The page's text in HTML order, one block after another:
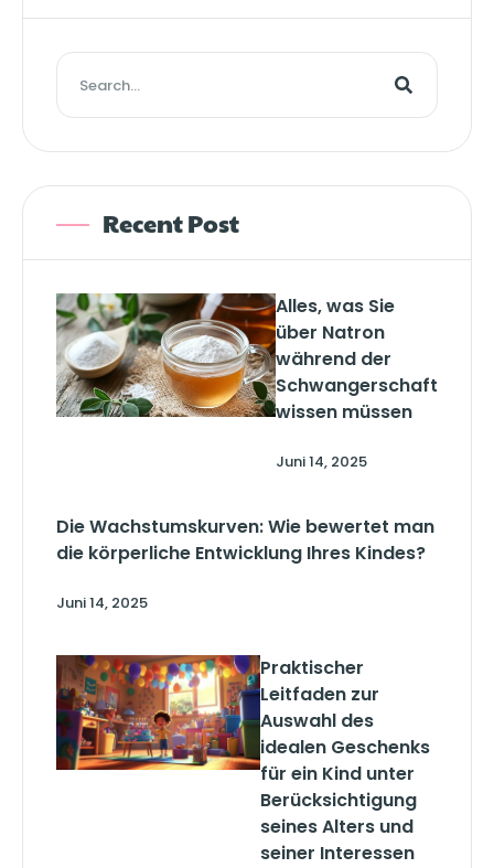
Recent Post
Alles, was Sie
über Natron
während der
Schwangerschaft
wissen müssen
Juni 14, 2025
Die Wachstumskurven: Wie bewertet man
die körperliche Entwicklung Ihres Kindes?
Juni 14, 2025
Praktischer
Leitfaden zur
Auswahl des
idealen Geschenks
für ein Kind unter
Berücksichtigung
seines Alters und
seiner Interessen